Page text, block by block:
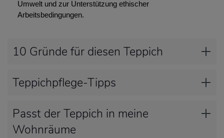
Umwelt und zur Unterstützung ethischer
Arbeitsbedingungen.
10 Gründe für diesen Teppich
Teppichpflege-Tipps
Passt der Teppich in meine
Wohnräume